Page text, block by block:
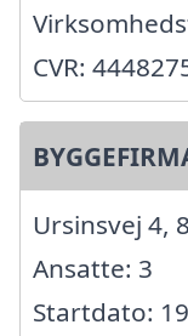
CVR:
Ursinsvej 4,
Ansatte: 3
Startdato: